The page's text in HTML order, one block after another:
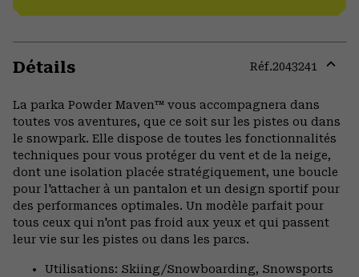
Détails Réf.2043241
La parka Powder Maven™ vous accompagnera dans
toutes vos aventures, que ce soit sur les pistes ou dans
le snowpark. Elle dispose de toutes les fonctionnalités
techniques pour vous protéger du vent et de la neige,
dont une isolation placée stratégiquement, une boucle
pour l'attacher à un pantalon et un design sportif pour
des performances optimales. Un modèle parfait pour
tous ceux qui n'ont pas froid aux yeux et qui passent
leur vie sur les pistes ou dans les parcs.
Utilisations: Skiing/Snowboarding, Snowsports